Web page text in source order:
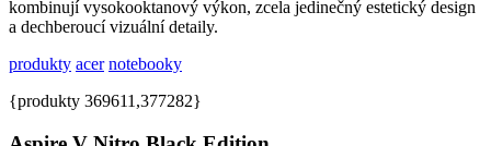
kombinují vysokooktanový výkon, zcela jedinečný estetický design
a dechberoucí vizuální detaily.
produkty acer notebooky
{produkty 369611,377282}